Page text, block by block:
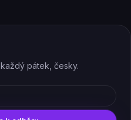
pátek, česky.